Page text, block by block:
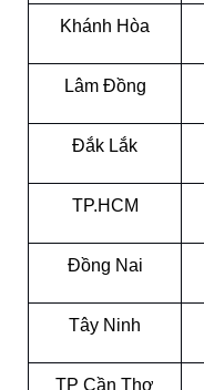
Khánh Hòa
Lâm Đồng
Đắk Lắk
TP.HCM
Đồng Nai
Tây Ninh
TP Cần Thơ